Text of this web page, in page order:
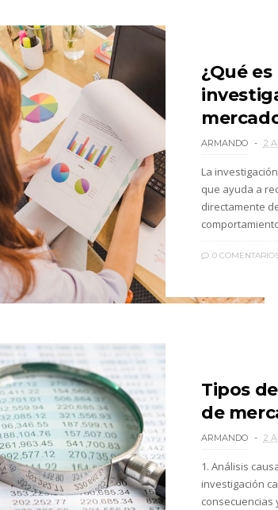
¿Qué
ARMANDO 2
La
que ayuda a
directamente
0
Tipos
de
ARMANDO 2
1. Análisis
investigación
consecuencias